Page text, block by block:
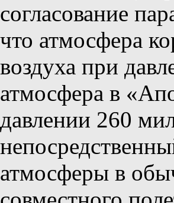
согласование
что атмосфера
воздуха при
атмосфера в
давлении 260
атмосферы в